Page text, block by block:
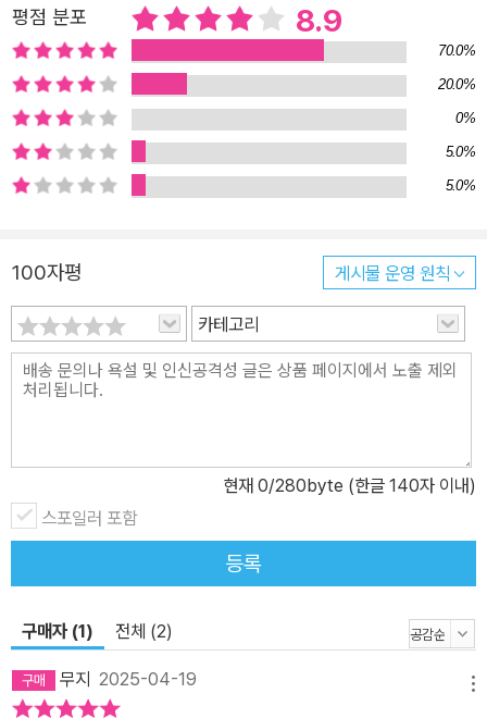
에 맞서 싸울 수 있었고, 서로가 있어 불안 속에서도 살아낼 수 있었던
순간들 “평범한 삶에는 흥미가 일지 않는” “고조된 순간들”만을 찾아
다니며 “단조로움, 따분함”은 곧 “죽음”이라 여기던 십대 시절의 친
구들. 그 친구들은 나의 가장 여린 자아로 초대해 감수성을 키워나갔
던 영혼의 단짝인 동시에, 각자 가지고 태어난 좁은 울타리를 넘으려
함께 발버둥치던 “공범”이었다. 댄시거는 사춘기 시절을 같이 통과했
을 떠올린다. 그리고 그런 접촉이 “우리 사이의 경계가 얼마나 얇은지
를 보여주는 확실한 방식”이었다고 고백한다. 조금이라도 더 가까워
지기 위해 서로에게 무섭게 달려들던 그 시기를 지나, 각자의 길로 걸
어들어가면서 연락이 뜸해지고, 심지어 서로를 이해하지 못해 모질게
관계를 끊어내는 이야기는 많은 여성들의 공감을 사기에 충분하다.
에는 중독성이 있다. 도저히 저항할 수 없을 정도로. 내가 나라는 이유
로 완전한 관심과 사랑을 받는 것처럼 수용되고 용서받는 기분이다.”
(48쪽) 이러한 다정함과 잔인함이라는 우정의 양가성을 이해하는 독
자라면, 이 책을 읽고 미안함과 후회로 가슴 한편이 아릿해지는 친구
비나의 죽음, 또 길고 긴 우울의 터널을 통과하며 혼자 힘들어했을 헤
더의 죽음 이후, 우정에도 사랑처럼 타이밍이 있음을 절절하게 깨닫
는다. 댄시거는 “함께 슬픈 시를 쓰고 슬픈 노래를 부르”던 친구 헤더
평점 분포 8.9
70.0%
20.0%
0%
5.0%
5.0%
100자평 게시물 운영 원칙
카테고리
현재 0/280byte (한글 140자 이내)
스포일러 포함
등록
구매자 (1) 전체 (2)
무지 2025-04-19